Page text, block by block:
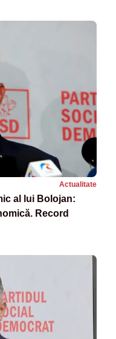
Actualitate
al lui Bolojan:
Record